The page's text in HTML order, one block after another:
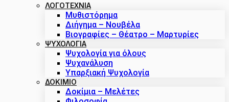
ΛΟΓΟΤΕΧΝΙΑ
Μυθιστόρημα
Διήγημα – Νουβέλα
Βιογραφίες – Θέατρο – Μαρτυρίες
ΨΥΧΟΛΟΓΙΑ
Ψυχολογία για όλους
Ψυχανάλυση
Υπαρξιακή Ψυχολογία
ΔΟΚΊΜΙΟ
Δοκίμια – Μελέτες